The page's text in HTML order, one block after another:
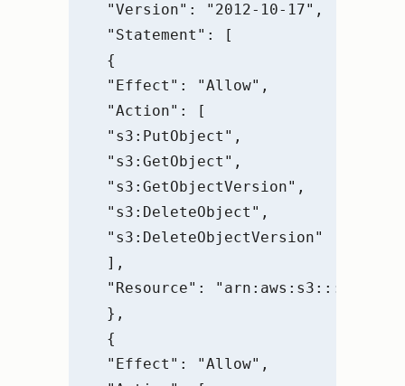
"Version": "2012-10-17",
"Statement": [
{
"Effect": "Allow",
"Action": [
"s3:PutObject",
"s3:GetObject",
"s3:GetObjectVersion",
"s3:DeleteObject",
"s3:DeleteObjectVersion"
],
"Resource":
},
{
"Effect": "Allow",